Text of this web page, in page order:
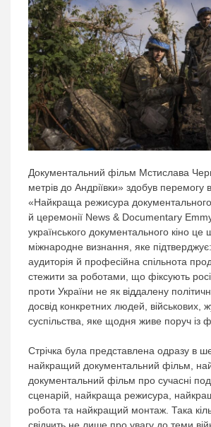
Документальний фільм Мстислава
метрів до Андріївки» здобув перемогу
«Найкраща режисура
й церемонії News & Documentary
українського документального кіно це
міжнародне визнання, яке підтверджує:
аудиторія й професійна спільнота
стежити за роботами, що фіксують
проти України не як віддалену
досвід конкретних людей, військових,
суспільства, яке щодня живе поруч із
Стрічка була представлена одразу в
найкращий документальний фільм,
документальний фільм про сучасні
сценарій, найкраща режисура,
робота та найкращий монтаж. Така